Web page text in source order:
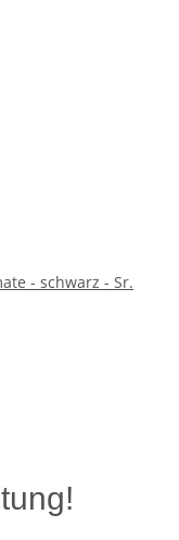
- schwarz - Sr.